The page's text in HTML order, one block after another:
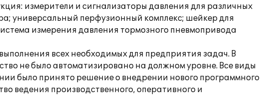
измерители и сигнализаторы давления для различных
универсальный перфузионный комплекс; шейкер для
измерения давления тормозного пневмопривода
всех необходимых для предприятия задач. В
не было автоматизировано на должном уровне. Все виды
было принято решение о внедрении нового программного
ведения производственного, оперативного и